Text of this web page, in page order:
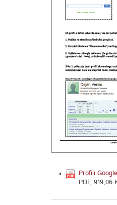
Profili
PDF, 919,06